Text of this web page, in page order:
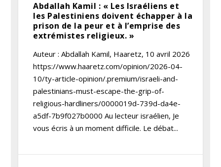
Abdallah Kamil : « Les Israéliens et
les Palestiniens doivent échapper à la
prison de la peur et à l’emprise des
extrémistes religieux. »
Auteur : Abdallah Kamil, Haaretz, 10 avril 2026
https://www.haaretz.com/opinion/2026-04-
10/ty-article-opinion/.premium/israeli-and-
palestinians-must-escape-the-grip-of-
religious-hardliners/0000019d-739d-da4e-
a5df-7b9f027b0000 Au lecteur israélien, Je
vous écris à un moment difficile. Le débat...